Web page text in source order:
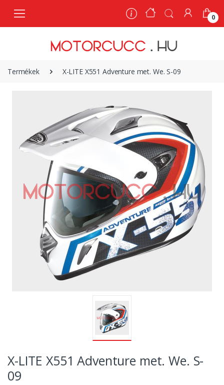
0
Termékek X-LITE X551 Adventure met. We. S-09
X-LITE X551 Adventure met. We. S-
09
0